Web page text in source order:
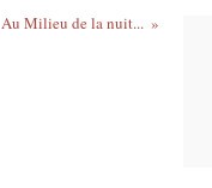
Au Milieu de la nuit...